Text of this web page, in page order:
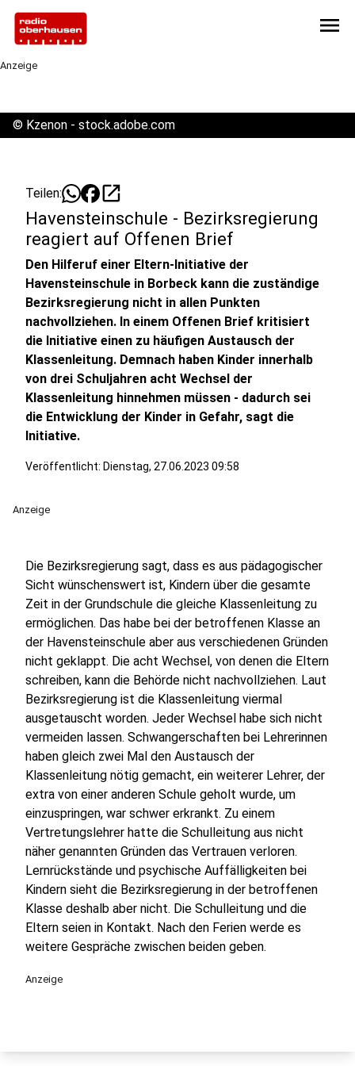
menu
Anzeige
© Kzenon - stock.adobe.com
Teilen: open_in_new
Havensteinschule - Bezirksregierung
reagiert auf Offenen Brief
Den Hilferuf einer Eltern-Initiative der
Havensteinschule in Borbeck kann die zuständige
Bezirksregierung nicht in allen Punkten
nachvollziehen. In einem Offenen Brief kritisiert
die Initiative einen zu häufigen Austausch der
Klassenleitung. Demnach haben Kinder innerhalb
von drei Schuljahren acht Wechsel der
Klassenleitung hinnehmen müssen - dadurch sei
die Entwicklung der Kinder in Gefahr, sagt die
Initiative.
Veröffentlicht: Dienstag, 27.06.2023 09:58
Anzeige
Die Bezirksregierung sagt, dass es aus pädagogischer
Sicht wünschenswert ist, Kindern über die gesamte
Zeit in der Grundschule die gleiche Klassenleitung zu
ermöglichen. Das habe bei der betroffenen Klasse an
der Havensteinschule aber aus verschiedenen Gründen
nicht geklappt. Die acht Wechsel, von denen die Eltern
schreiben, kann die Behörde nicht nachvollziehen. Laut
Bezirksregierung ist die Klassenleitung viermal
ausgetauscht worden. Jeder Wechsel habe sich nicht
vermeiden lassen. Schwangerschaften bei Lehrerinnen
haben gleich zwei Mal den Austausch der
Klassenleitung nötig gemacht, ein weiterer Lehrer, der
extra von einer anderen Schule geholt wurde, um
einzuspringen, war schwer erkrankt. Zu einem
Vertretungslehrer hatte die Schulleitung aus nicht
näher genannten Gründen das Vertrauen verloren.
Lernrückstände und psychische Auffälligkeiten bei
Kindern sieht die Bezirksregierung in der betroffenen
Klasse deshalb aber nicht. Die Schulleitung und die
Eltern seien in Kontakt. Nach den Ferien werde es
weitere Gespräche zwischen beiden geben.
Anzeige